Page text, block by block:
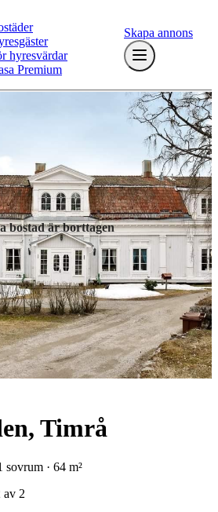
hyresvärdar
Premium
Skapa annons
bostad är borttagen
Timrå
sovrum · 64 m²
av 2